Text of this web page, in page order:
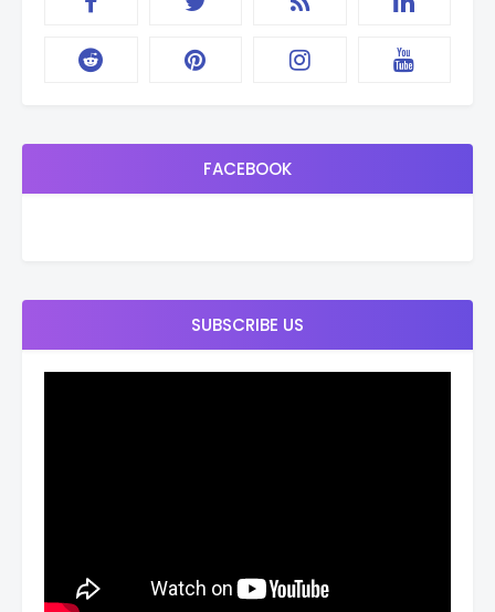
FACEBOOK
SUBSCRIBE US